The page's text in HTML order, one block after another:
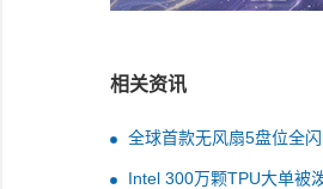
相关资讯
全球首款无风扇5盘位全
Intel 300万颗TPU大单被